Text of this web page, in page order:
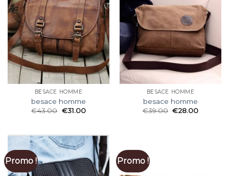
BESACE HOMME
besace homme
€43.00 €31.00
BESACE HOMME
besace homme
€39.00 €28.00
Promo ! Promo !